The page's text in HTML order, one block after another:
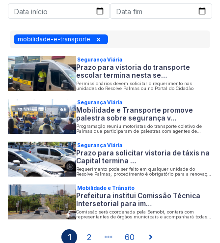
mobilidade-e-transporte
Segurança Viária
Prazo para vistoria do transporte
escolar termina nesta se…
Permissionários devem solicitar o requerimento nas
unidades do Resolve Palmas ou no Portal do Cidadão
Segurança Viária
Mobilidade e Transporte promove
palestra sobre segurança v…
Programação reuniu motoristas do transporte coletivo de
Palmas que participaram de palestras com agentes de
Segurança Viária
Prazo para solicitar vistoria de táxis na
Capital termina …
Requerimento pode ser feito em qualquer unidade do
Resolve Palmas; procedimento é obrigatório para a renovação
Mobilidade e Trânsito
Prefeitura institui Comissão Técnica
Intersetorial para im…
Comissão será coordenada pela Semobt, contará com
representantes de órgãos municipais e acompanhará todas
1 2 60